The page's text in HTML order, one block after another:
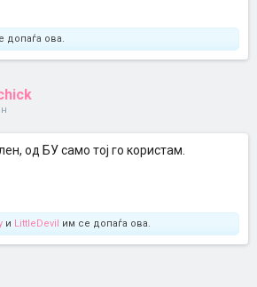
допаѓа ова.
од БУ само тој го користам.
и LittleDevil им се допаѓа ова.